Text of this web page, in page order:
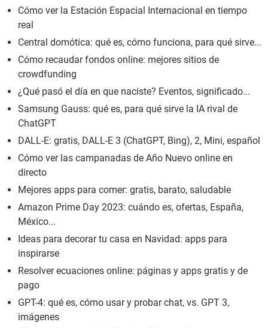
Cómo ver la Estación Espacial Internacional en tiempo
real
Central domótica: qué es, cómo funciona, para qué sirve...
Cómo recaudar fondos online: mejores sitios de
crowdfunding
¿Qué pasó el día en que naciste? Eventos, significado...
Samsung Gauss: qué es, para qué sirve la IA rival de
ChatGPT
DALL-E: gratis, DALL-E 3 (ChatGPT, Bing), 2, Mini, español
Cómo ver las campanadas de Año Nuevo online en
directo
Mejores apps para comer: gratis, barato, saludable
Amazon Prime Day 2023: cuándo es, ofertas, España,
México...
Ideas para decorar tu casa en Navidad: apps para
inspirarse
Resolver ecuaciones online: páginas y apps gratis y de
pago
GPT-4: qué es, cómo usar y probar chat, vs. GPT 3,
imágenes